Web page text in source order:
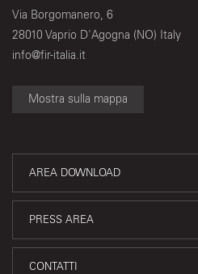
Via Borgomanero, 6
28010 Vaprio D'Agogna (NO) Italy
info@fir-italia.it
Mostra sulla mappa
AREA DOWNLOAD
PRESS AREA
CONTATTI